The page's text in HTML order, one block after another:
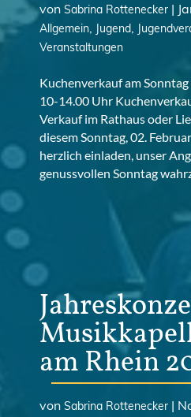
von Sabrina Rottenecker |
Allgemein, Jugend,
Veranstaltungen
Kuchenverkauf am
10-14.00 Uhr
Verkauf im Rathaus oder
diesem Sonntag, 02.
herzlich einladen, unser
genussvollen Sonntag
am Rhein
von Sabrina Rottenecker |